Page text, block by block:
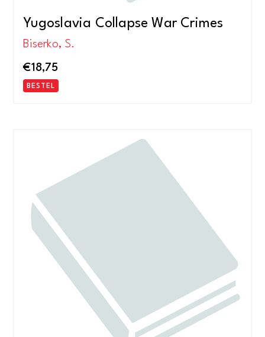
Yugoslavia Collapse War Crimes
Biserko, S.
€18,75
BESTEL